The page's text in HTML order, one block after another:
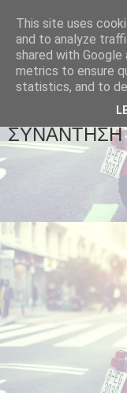
ΣΥΝΑΝΤΗΣΗ
This site uses
and to analyze
shared with
metrics to ensure
statistics, and to